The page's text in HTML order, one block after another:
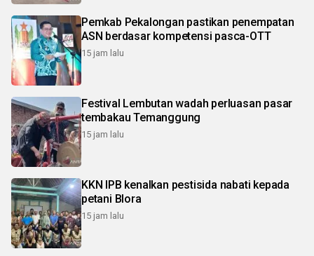
Pemkab Pekalongan pastikan penempatan
ASN berdasar kompetensi pasca-OTT
15 jam lalu
Festival Lembutan wadah perluasan pasar
tembakau Temanggung
15 jam lalu
KKN IPB kenalkan pestisida nabati kepada
petani Blora
15 jam lalu